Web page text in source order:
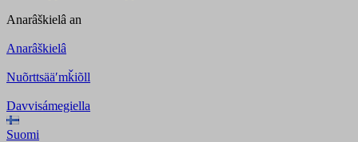
Anarâškielâ an
Anarâškielâ
Nuõrttsääʹmǩiõll
Davvisámegiella
Suomi